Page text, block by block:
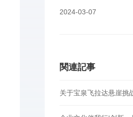
2024-03-07
関連記事
关于宝泉飞拉达悬崖挑